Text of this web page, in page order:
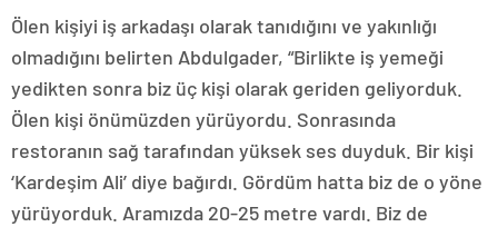
Ölen kişiyi iş arkadaşı olarak tanıdığını ve yakınlığı
olmadığını belirten Abdulgader, “Birlikte iş yemeği
yedikten sonra biz üç kişi olarak geriden geliyorduk.
Ölen kişi önümüzden yürüyordu. Sonrasında
restoranın sağ tarafından yüksek ses duyduk. Bir kişi
‘Kardeşim Ali’ diye bağırdı. Gördüm hatta biz de o yöne
yürüyorduk. Aramızda 20-25 metre vardı. Biz de